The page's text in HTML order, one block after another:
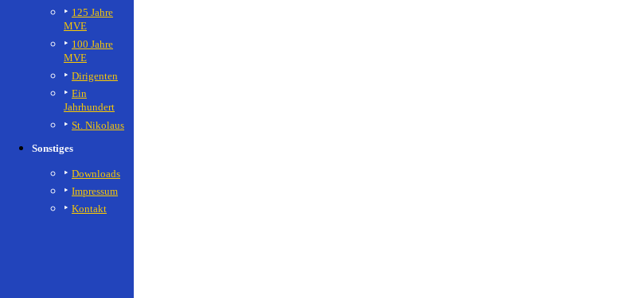
125 Jahre
MVE
100 Jahre
MVE
Dirigenten
Ein
Jahrhundert
St. Nikolaus
Sonstiges
Downloads
Impressum
Kontakt